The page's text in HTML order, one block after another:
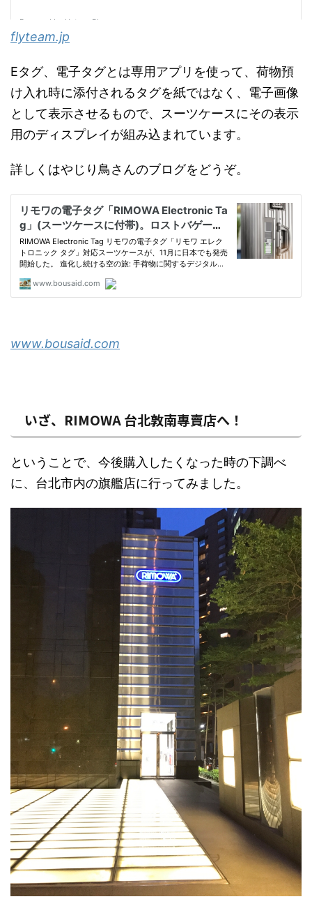
flyteam.jp
Eタグ、電子タグとは専用アプリを使って、荷物預
け入れ時に添付されるタグを紙ではなく、電子画像
として表示させるもので、スーツケースにその表示
用のディスプレイが組み込まれています。
詳しくはやじり鳥さんのブログをどうぞ。
www.bousaid.com
いざ、RIMOWA 台北敦南專賣店へ！
ということで、今後購入したくなった時の下調べ
に、台北市内の旗艦店に行ってみました。